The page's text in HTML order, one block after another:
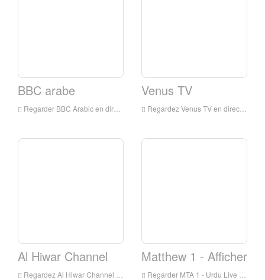
BBC arabe
Regarder BBC Arabic en direct en ligne, BBC Arabic HD Streaming en direct, BBC Arabic Watch TV de l'Angleterre
Venus TV
Regardez Venus TV en direct en ligne, Vénus TV HD Streaming en direct, Venus TV Montre Live TV de l'Angleterre
Al Hiwar Channel
Regardez Al Hiwar Channel Live Online, Al Hiwar Channel HD Streaming en direct, Al Hiwar Channel Watch TV en direct de l'Angleterre
Matthew 1 - Afficher
Regarder MTA 1 - Urdu Live Online, MTA 1 - Urdu HD en direct en direct, MTA 1 - Montre Urduve Live TV de l'Angleterre